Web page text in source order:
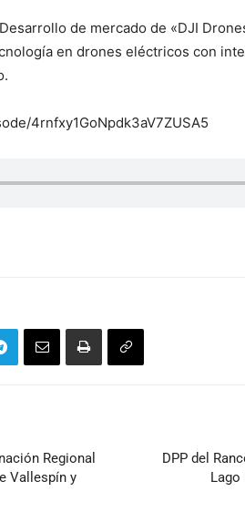
de mercado de «DJI
en drones eléctricos con
4rnfxy1GoNpdk3aV7ZUSA5
Regional
Vallespín y
DPP del
Lago